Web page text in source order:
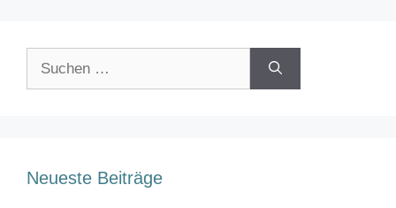
Suchen
nach:
Neueste Beiträge